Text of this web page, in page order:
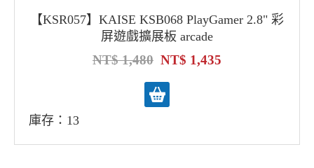
【KSR057】KAISE KSB068 PlayGamer 2.8" 彩
屏遊戲擴展板 arcade
1,480 1,435
庫存：13